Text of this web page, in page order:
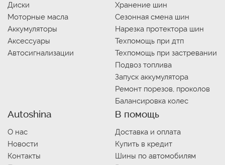
Диски
Моторные масла
Аккумуляторы
Аксессуары
Автосигнализации
Хранение шин
Сезонная смена шин
Нарезка протектора шин
Техпомощь при дтп
Техпомощь при застревании
Подвоз топлива
Запуск аккумулятора
Ремонт порезов, проколов
Балансировка колес
Autoshina
О нас
Новости
Контакты
В помощь
Доставка и оплата
Купить в кредит
Шины по автомобилям